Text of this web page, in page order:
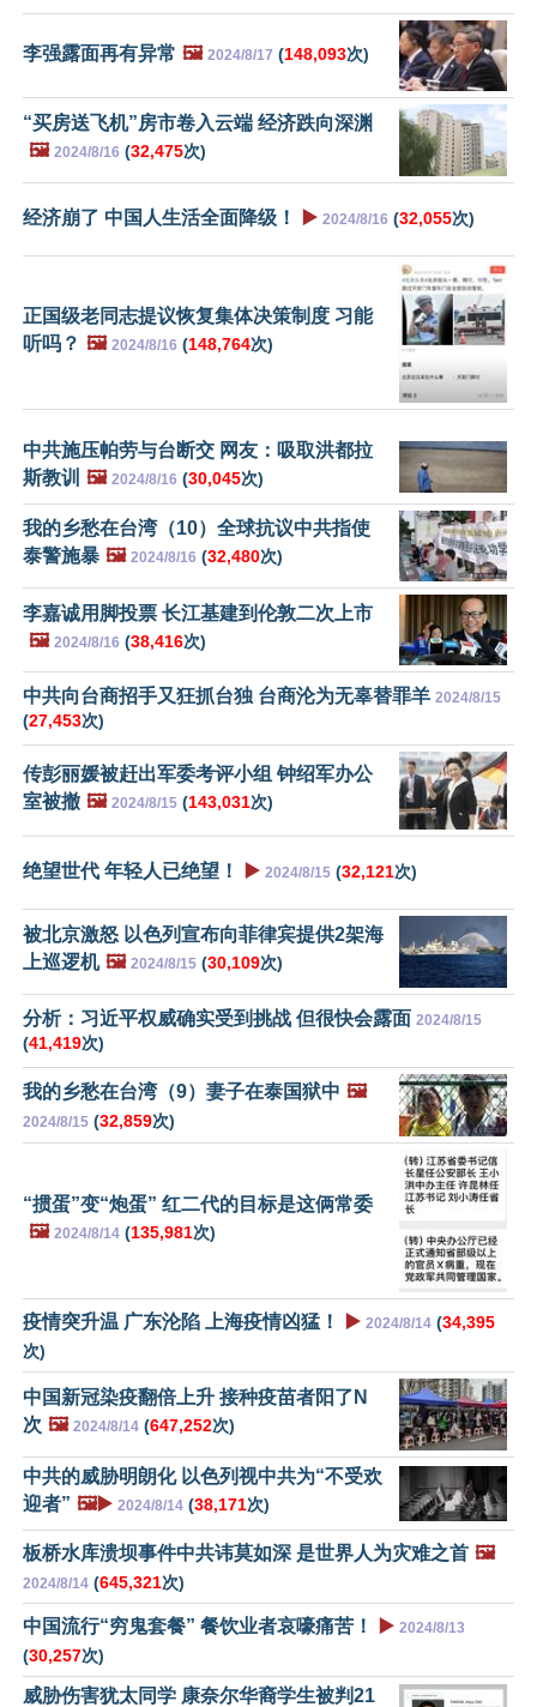
李强露面再有异常 🖼️ 2024/8/17 (148,093次)
“买房送飞机”房市卷入云端 经济跌向深渊
🖼️ 2024/8/16 (32,475次)
经济崩了 中国人生活全面降级！ ▶️ 2024/8/16 (32,055次)
正国级老同志提议恢复集体决策制度 习能
听吗？ 🖼️ 2024/8/16 (148,764次)
中共施压帕劳与台断交 网友：吸取洪都拉
斯教训
🖼️ 2024/8/16 (30,045次)
我的乡愁在台湾（10）全球抗议中共指使
泰警施暴 🖼️ 2024/8/16 (32,480次)
李嘉诚用脚投票 长江基建到伦敦二次上市
🖼️ 2024/8/16 (38,416次)
中共向台商招手又狂抓台独 台商沦为无辜替罪羊 2024/8/15
(27,453次)
传彭丽媛被赶出军委考评小组 钟绍军办公
室被撤 🖼️ 2024/8/15 (143,031次)
绝望世代 年轻人已绝望！ ▶️ 2024/8/15 (32,121次)
被北京激怒 以色列宣布向菲律宾提供2架海
上巡逻机 🖼️ 2024/8/15 (30,109次)
分析：习近平权威确实受到挑战 但很快会露面 2024/8/15
(41,419次)
我的乡愁在台湾（9）妻子在泰国狱中 🖼️
2024/8/15 (32,859次)
“掼蛋”变“炮蛋” 红二代的目标是这俩常委
🖼️ 2024/8/14 (135,981次)
疫情突升温 广东沦陷 上海疫情凶猛！ ▶️ 2024/8/14 (34,395
次)
中国新冠染疫翻倍上升 接种疫苗者阳了N
次 🖼️ 2024/8/14 (647,252次)
中共的威胁明朗化 以色列视中共为“不受欢
迎者” 🖼️▶️ 2024/8/14 (38,171次)
板桥水库溃坝事件中共讳莫如深 是世界人为灾难之首 🖼️
2024/8/14 (645,321次)
中国流行“穷鬼套餐” 餐饮业者哀嚎痛苦！ ▶️ 2024/8/13
(30,257次)
威胁伤害犹太同学 康奈尔华裔学生被判21